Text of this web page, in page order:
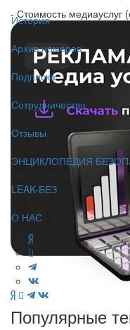
История
Архив номеров
Подписка
Сотрудничество
Отзывы
ЭНЦИКЛОПЕДИЯ
LEAK-БЕЗ
О НАС
- Стоимость медиауслуг
Популярные